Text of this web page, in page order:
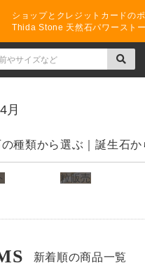
ショップとクレジットカードの
Thida Stone 天然石パワースト
月
種類から選ぶ 誕生石か
粒販売
新着順の商品一覧